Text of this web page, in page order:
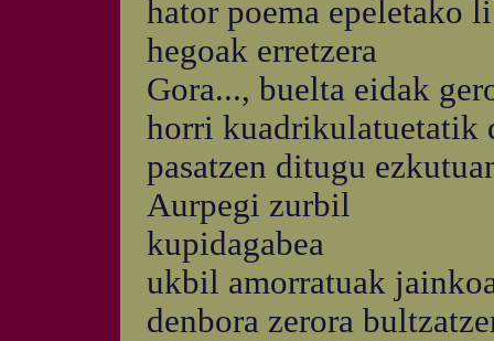
hator poema epeletako
hegoak erretzera
Gora..., buelta eidak
horri kuadrikulatuetatik
pasatzen ditugu
Aurpegi zurbil
kupidagabea
ukbil amorratuak
denbora zerora